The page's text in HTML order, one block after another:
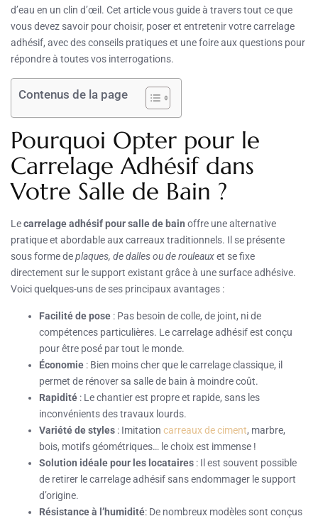
d’eau en un clin d’œil. Cet article vous guide à travers tout ce que
vous devez savoir pour choisir, poser et entretenir votre carrelage
adhésif, avec des conseils pratiques et une foire aux questions pour
répondre à toutes vos interrogations.
Contenus de la page
Pourquoi Opter pour le
Carrelage Adhésif dans
Votre Salle de Bain ?
Lecarrelage adhésif pour salle de bain offre une alternative
pratique et abordable aux carreaux traditionnels. Il se présente
sous forme deplaques, de dalles ou de rouleauxet se fixe
directement sur le support existant grâce à une surface adhésive.
Voici quelques-uns de ses principaux avantages :
Facilité de pose : Pas besoin de colle, de joint, ni de
compétences particulières. Le carrelage adhésif est conçu
pour être posé par tout le monde.
Économie : Bien moins cher que le carrelage classique, il
permet de rénover sa salle de bain à moindre coût.
Rapidité : Le chantier est propre et rapide, sans les
inconvénients des travaux lourds.
Variété de styles : Imitation carreaux de ciment, marbre,
bois, motifs géométriques… le choix est immense !
Solution idéale pour les locataires : Il est souvent possible
de retirer le carrelage adhésif sans endommager le support
d’origine.
Résistance à l’humidité: De nombreux modèles sont conçus